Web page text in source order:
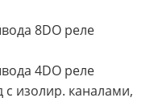
8DO реле
4DO реле
изолир. каналами,